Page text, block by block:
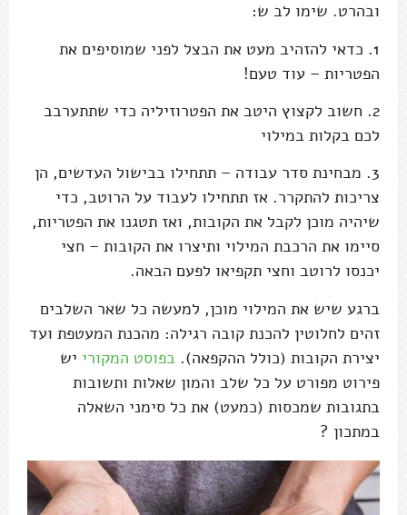
ובהרט. שימו לב ש:
1. כדאי להזהיב מעט את הבצל לפני שמוסיפים את
הפטריות – עוד טעם!
2. חשוב לקצוץ היטב את הפטרוזיליה כדי שתתערבב
לכם בקלות במילוי
3. מבחינת סדר עבודה – תתחילו בבישול העדשים, הן
צריכות להתקרר. אז תתחילו לעבוד על הרוטב, כדי
שיהיה מוכן לקבל את הקובות, ואז תטגנו את הפטריות,
סיימו את הרכבת המילוי ותיצרו את הקובות – חצי
יכנסו לרוטב וחצי תקפיאו לפעם הבאה.
ברגע שיש את המילוי מוכן, למעשה כל שאר השלבים
זהים לחלוטין להכנת קובה רגילה: מהכנת המעטפת ועד
יצירת הקובות (כולל ההקפאה). בפוסט המקורי יש
פירוט מפורט על כל שלב והמון שאלות ותשובות
בתגובות שמכסות (כמעט) את כל סימני השאלה
במתכון ?